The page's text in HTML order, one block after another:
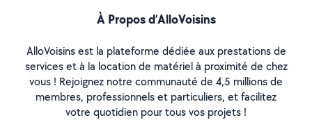
À Propos d’AlloVoisins
AlloVoisins est la plateforme dédiée aux prestations de
services et à la location de matériel à proximité de chez
vous ! Rejoignez notre communauté de 4,5 millions de
membres, professionnels et particuliers, et facilitez
votre quotidien pour tous vos projets !